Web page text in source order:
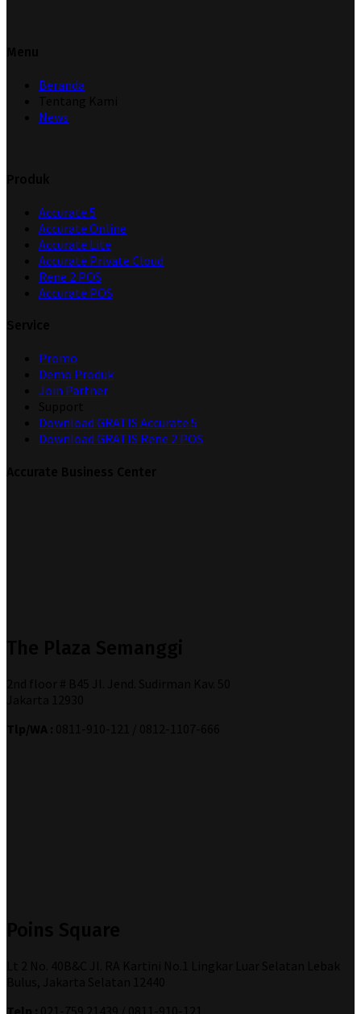
Beranda
News
Accurate 5
Accurate Online
Accurate Lite
Accurate Private Cloud
Rene 2 POS
Accurate POS
Promo
Demo Produk
Join Partner
Download GRATIS Accurate 5
Download GRATIS Rene 2 POS